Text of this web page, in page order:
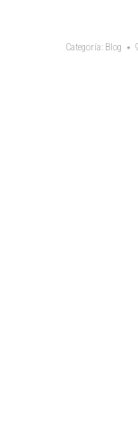
Categoría: Blog